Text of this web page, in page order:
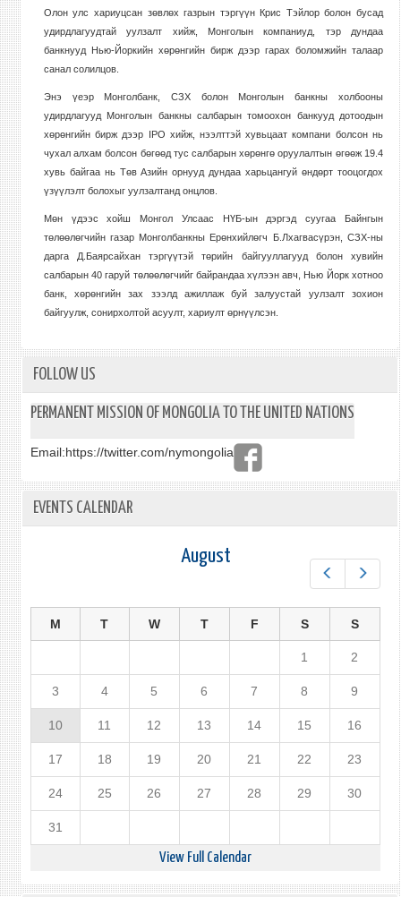
Олон улс хариуцсан зөвлөх газрын тэргүүн Крис Тэйлор болон бусад
удирдлагуудтай уулзалт хийж, Монголын компаниуд, тэр дундаа
банкнууд Нью-Йоркийн хөрөнгийн бирж дээр гарах боломжийн талаар
санал солилцов.
Энэ үеэр Монголбанк, СЗХ болон Монголын банкны холбооны
удирдлагууд Монголын банкны салбарын томоохон банкууд дотоодын
хөрөнгийн бирж дээр IPO хийж, нээлттэй хувьцаат компани болсон нь
чухал алхам болсон бөгөөд тус салбарын хөрөнгө оруулалтын өгөөж 19.4
хувь байгаа нь Төв Азийн орнууд дундаа харьцангуй өндөрт тооцогдох
үзүүлэлт болохыг уулзалтанд онцлов.
Мөн үдээс хойш Монгол Улсаас НҮБ-ын дэргэд суугаа Байнгын
төлөөлөгчийн газар Монголбанкны Ерөнхийлөгч Б.Лхагвасүрэн, СЗХ-ны
дарга Д.Баярсайхан тэргүүтэй төрийн байгууллагууд болон хувийн
салбарын 40 гаруй төлөөлөгчийг байрандаа хүлээн авч, Нью Йорк хотноо
банк, хөрөнгийн зах зээлд ажиллаж буй залуустай уулзалт зохион
байгуулж, сонирхолтой асуулт, хариулт өрнүүлсэн.
FOLLOW US
PERMANENT MISSION OF MONGOLIA TO THE UNITED NATIONS
Email:https://twitter.com/nymongolia
EVENTS CALENDAR
August
M T W T F S S
1 2
3 4 5 6 7 8 9
10 11 12 13 14 15 16
17 18 19 20 21 22 23
24 25 26 27 28 29 30
31
View Full Calendar